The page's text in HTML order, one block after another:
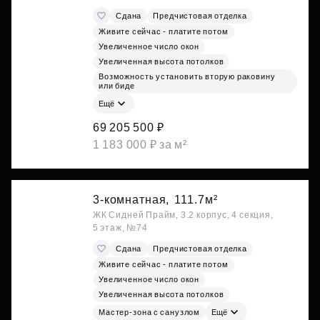
Сдана
Предчистовая отделка
Живите сейчас - платите потом
Увеличенное число окон
Увеличенная высота потолков
Возможность установить вторую раковину
или биде
Ещё
69 205 500 ₽
1 183 000 ₽ за м²
3-комнатная, 111.7м²
ЖК Сидней Прайм, 3.2 корпус, 4 секция,
5 этаж, №74
Сдана
Предчистовая отделка
Живите сейчас - платите потом
Увеличенное число окон
Увеличенная высота потолков
Мастер-зона с санузлом Ещё